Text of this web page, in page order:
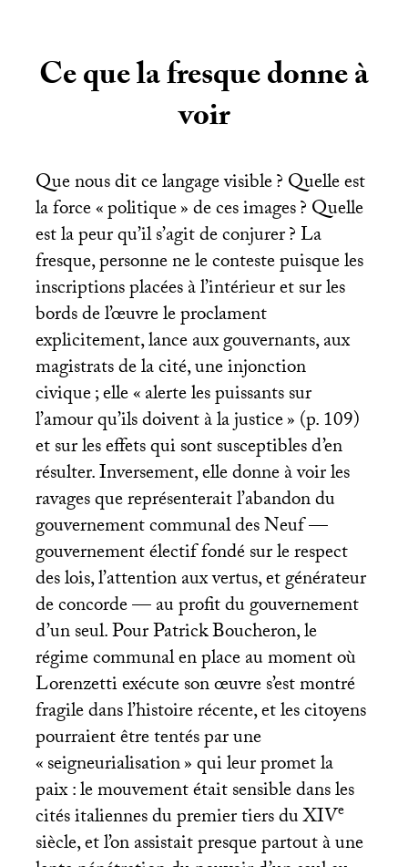
Ce que la fresque donne à
voir
Que nous dit ce langage visible? Quelle est
la force «politique» de ces images? Quelle
est la peur qu’il s’agit de conjurer? La
fresque, personne ne le conteste puisque les
inscriptions placées à l’intérieur et sur les
bords de l’œuvre le proclament
explicitement, lance aux gouvernants, aux
magistrats de la cité, une injonction
civique; elle «alerte les puissants sur
l’amour qu’ils doivent à la justice» (p. 109)
et sur les effets qui sont susceptibles d’en
résulter. Inversement, elle donne à voir les
ravages que représenterait l’abandon du
gouvernement communal des Neuf —
gouvernement électif fondé sur le respect
des lois, l’attention aux vertus, et générateur
de concorde — au profit du gouvernement
d’un seul. Pour Patrick Boucheron, le
régime communal en place au moment où
Lorenzetti exécute son œuvre s’est montré
fragile dans l’histoire récente, et les citoyens
pourraient être tentés par une
«seigneurialisation» qui leur promet la
paix : le mouvement était sensible dans les
cités italiennes du premier tiers duXIVe
siècle, et l’on assistait presque partout à une